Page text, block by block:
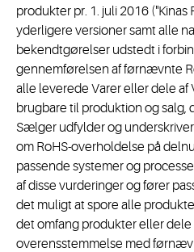
produkter pr. 1. juli 2016 ("Kinas
yderligere versioner samt alle
bekendtgørelser udstedt i
gennemførelsen af førnævnte
alle leverede Varer eller dele
brugbare til produktion og salg,
Sælger udfylder og
om RoHS-overholdelse på
passende systemer og
af disse vurderinger og fører
det muligt at spore alle
det omfang produkter eller
overensstemmelse med